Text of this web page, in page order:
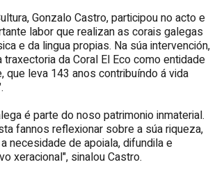
Gonzalo Castro, participou no acto e
labor que realizan as corais galegas
e da lingua propias. Na súa intervención,
da Coral El Eco como entidade
que leva 143 anos contribuíndo á vida
é parte do noso patrimonio inmaterial.
fannos reflexionar sobre a súa riqueza,
necesidade de apoiala, difundila e
xeracional", sinalou Castro.